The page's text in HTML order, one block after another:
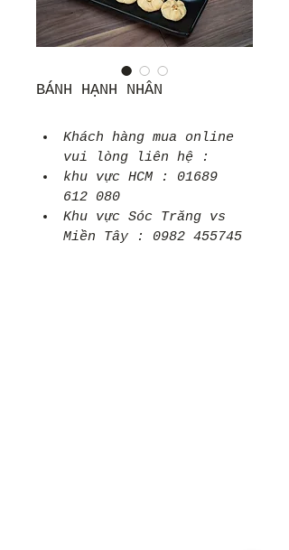
BÁNH HẠNH NHÂN
Khách hàng mua online
vui lòng liên hệ :
khu vực HCM : 01689
612 080
Khu vực Sóc Trăng vs
Miền Tây : 0982 455745